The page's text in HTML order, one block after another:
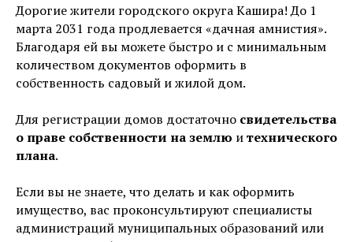
Дорогие жители городского округа Кашира! До 1
марта 2031 года продлевается «дачная амнистия».
Благодаря ей вы можете быстро и с минимальным
количеством документов оформить в
собственность садовый и жилой дом.
Для регистрации домов достаточно свидетельства
о праве собственности на землю итехнического
плана.
Если вы не знаете, что делать и как оформить
имущество, вас проконсультируют специалисты
администраций муниципальных образований или